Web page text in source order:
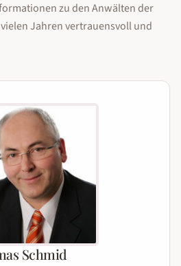
zu den Anwälten der
Jahren vertrauensvoll und
Schmid